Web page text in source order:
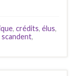
, crédits, élus,
scandent,